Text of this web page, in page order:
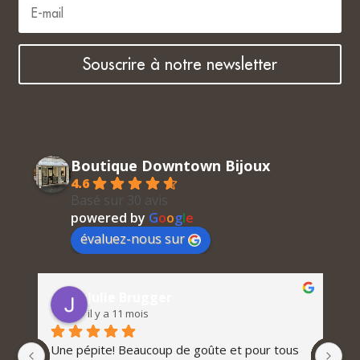
Souscrire à notre newsletter
Boutique Downtown Bijoux
4.6
Basé sur 30 avis
powered by Google
évaluez-nous sur
Julie Brugger
il y a 11 mois
Une pépite! Beaucoup de goûte et pour tous